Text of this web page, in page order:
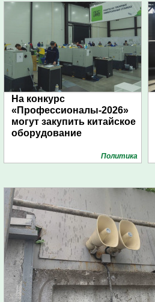
На конкурс
«Профессионалы-2026»
могут закупить китайское
оборудование
Политика